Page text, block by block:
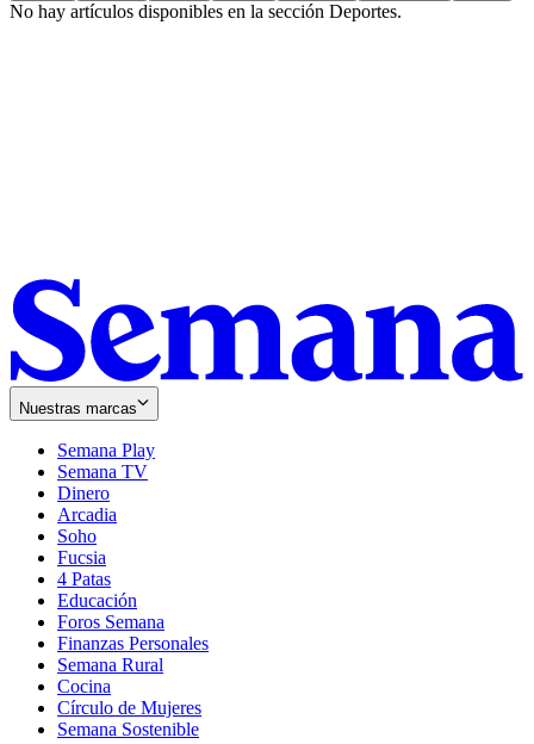
No hay artículos disponibles en la sección Deportes.
Nuestras marcas
Semana Play
Semana TV
Dinero
Arcadia
Soho
in
new
window
Fucsia
in
new
window
4 Patas
Educación
Foros Semana
Finanzas Personales
Semana Rural
Cocina
Círculo de Mujeres
Semana Sostenible